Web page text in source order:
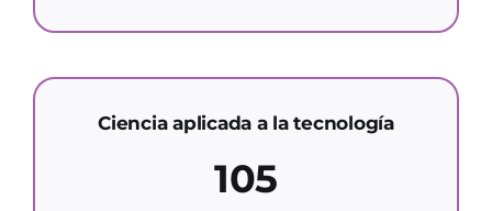
Ciencia aplicada a la tecnología
105